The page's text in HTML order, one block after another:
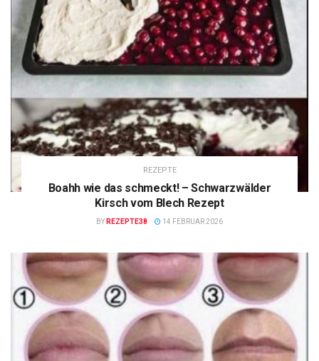
REZEPTE
Boahh wie das schmeckt! – Schwarzwälder
Kirsch vom Blech Rezept
BY REZEPTE38 14 FEBRUAR 2026